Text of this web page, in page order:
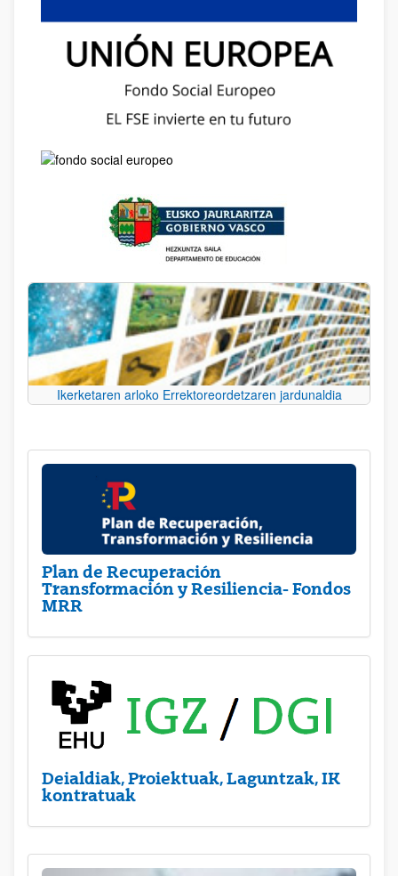
Ikerketaren arloko Errektoreordetzaren jardunaldia
Plan de Recuperación
Transformación y Resiliencia- Fondos
MRR
Deialdiak, Proiektuak, Laguntzak, IK
kontratuak